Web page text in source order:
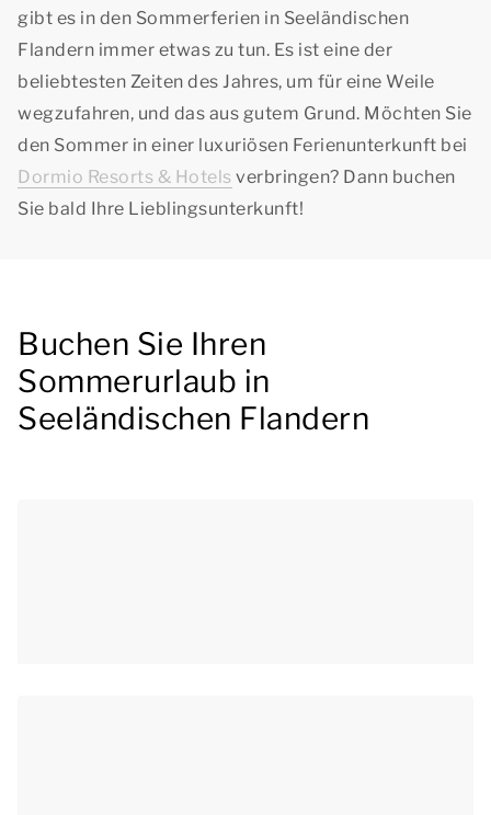
gibt es in den Sommerferien in Seeländischen
Flandern immer etwas zu tun. Es ist eine der
beliebtesten Zeiten des Jahres, um für eine Weile
wegzufahren, und das aus gutem Grund. Möchten Sie
den Sommer in einer luxuriösen Ferienunterkunft bei
Dormio Resorts & Hotels verbringen? Dann buchen
Sie bald Ihre Lieblingsunterkunft!
Buchen Sie Ihren
Sommerurlaub in
Seeländischen Flandern